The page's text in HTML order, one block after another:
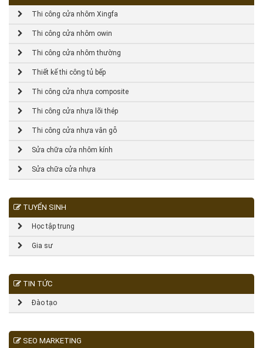
Thi công cửa nhôm Xingfa
Thi công cửa nhôm owin
Thi công cửa nhôm thường
Thiết kế thi công tủ bếp
Thi công cửa nhựa composite
Thi công cửa nhựa lõi thép
Thi công cửa nhựa vân gỗ
Sửa chữa cửa nhôm kính
Sửa chữa cửa nhựa
TUYỂN SINH
Học tập trung
Gia sư
TIN TỨC
Đào tạo
SEO MARKETING